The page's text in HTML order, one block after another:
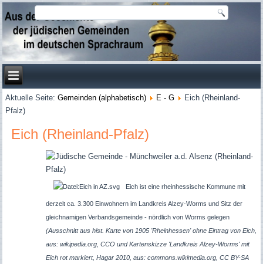
Aktuelle Seite:Gemeinden (alphabetisch) E - G
Eich (Rheinland-
Pfalz)
Eich (Rheinland-Pfalz)
Eich ist eine rheinhessische Kommune mit
derzeit ca. 3.300 Einwohnern im Landkreis Alzey-Worms und Sitz der
gleichnamigen Verbandsgemeinde - nördlich von Worms gelegen
(Ausschnitt aus hist. Karte von 1905 'Rheinhessen' ohne Eintrag von Eich,
aus: wikipedia.org, CCO undKartenskizze 'Landkreis Alzey-Worms' mit
Eich rot markiert, Hagar 2010, aus: commons.wikimedia.org, CC BY-SA